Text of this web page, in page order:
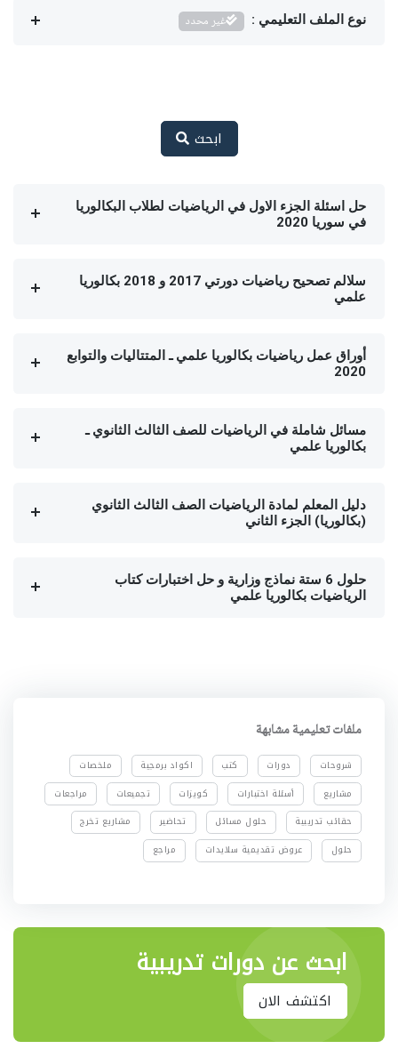
نوع الملف التعليمي : غير محدد
ابحث
حل اسئلة الجزء الاول في الرياضيات لطلاب البكالوريا
في سوريا 2020
سلالم تصحيح رياضيات دورتي 2017 و 2018 بكالوريا
علمي
أوراق عمل رياضيات بكالوريا علمي ـ المتتاليات والتوابع
2020
مسائل شاملة في الرياضيات للصف الثالث الثانوي ـ
بكالوريا علمي
دليل المعلم لمادة الرياضيات الصف الثالث الثانوي
(بكالوريا) الجزء الثاني
حلول 6 ستة نماذج وزارية و حل اختبارات كتاب
الرياضيات بكالوريا علمي
ملفات تعليمية مشابهة
شروحات دورات كتب اكواد برمجية
ملخصات
مشاريع
أسئلة اختبارات كويزات تجميعات
مراجعات
حقائب تدريبية
حلول مسائل تحاضير
مشاريع تخرج
حلول
عروض تقديمية سلايدات مراجع
ابحث عن دورات تدريبية
اكتشف الان